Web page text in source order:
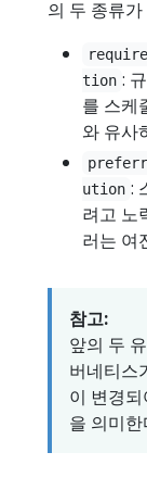
의 두 종류가
tion :
를 스케
와 유사
ution :
려고 노
러는 여
참고:
앞의 두
버네티스
이 변경
을 의미한